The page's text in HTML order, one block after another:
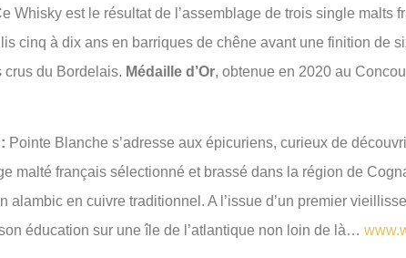
Whisky est le résultat de l’assemblage de trois single malts
cinq à dix ans en barriques de chêne avant une finition de
crus du Bordelais. Médaille d’Or, obtenue en 2020 au
Pointe Blanche s’adresse aux épicuriens, curieux de
malté français sélectionné et brassé dans la région de
en cuivre traditionnel. A l’issue d’un premier
éducation sur une île de l’atlantique non loin de là…